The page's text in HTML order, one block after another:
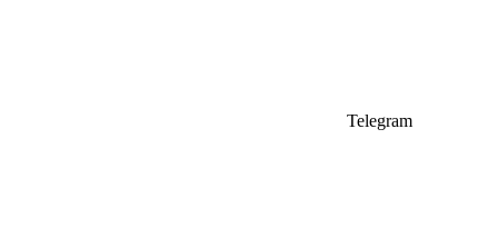
Telegram